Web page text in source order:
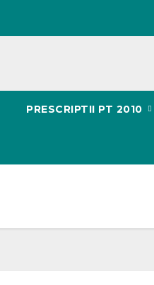
PRESCRIPTII PT 2010